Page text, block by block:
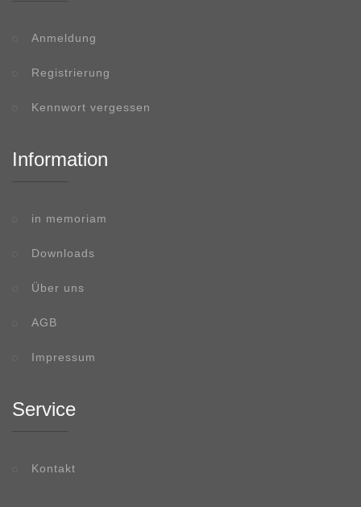
Anmeldung
Registrierung
Kennwort vergessen
Information
in memoriam
Downloads
Über uns
AGB
Impressum
Service
Kontakt